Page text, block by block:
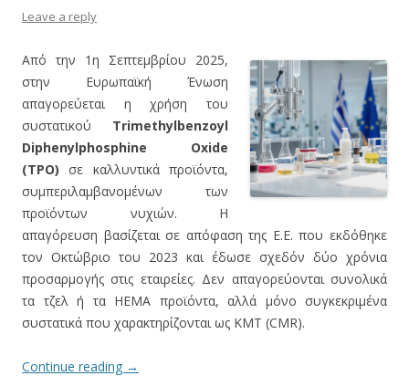
Leave a reply
Από την 1η Σεπτεμβρίου 2025,
στην Ευρωπαϊκή Ένωση
απαγορεύεται η χρήση του
συστατικού Trimethylbenzoyl
Diphenylphosphine Oxide
(TPO) σε καλλυντικά προϊόντα,
συμπεριλαμβανομένων των
προϊόντων νυχιών. Η
απαγόρευση βασίζεται σε απόφαση της Ε.Ε. που εκδόθηκε
τον Οκτώβριο του 2023 και έδωσε σχεδόν δύο χρόνια
προσαρμογής στις εταιρείες. Δεν απαγορεύονται συνολικά
τα τζελ ή τα HEMA προϊόντα, αλλά μόνο συγκεκριμένα
συστατικά που χαρακτηρίζονται ως ΚΜΤ (CMR).
Continue reading →